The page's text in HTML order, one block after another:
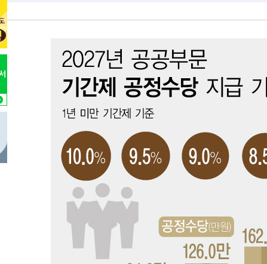
-27890초 전 >네타냐후, 트럼프의 가자 평화 2차 15개조 평화안 '거부'
-24486초 전 >이강인 ATM 입단식에 '상암벌 들썩'…"세계적인 선수
-23482초 전 > 태풍 돌핀, 중 저장성 타이저우시 해안에 상륙 (1보)
-20828초 전 >AT마드리드 데뷔 앞둔 이강인, 맨시티전 선발 대신 '벤치
[속보]與 강원·TK 당원투표 합산 김민석 48.54%로 승
-18792초 전 > 與 강원·TK 당원투표 합산 김민석 46.01%로 승리…정청
-18632초 전 >[속보]與전대 권리당원투표…강원·경북 김민석, 대구 정
-18439초 전 >[속보]與 당대표 경선, 경북 권리당원 투표 김민석
[속보]與 당대표 경선, 대구 권리당원 투표 정청래
[속보]與 당대표 경선, 강원 권리당원 투표 김민석 승리
"일본축구협회, 대한축구협회 성 접대 의혹 심판 조사"
[속보]장은수, KLPGA 제주삼다수 역전 우승…데뷔 10년
"얼마나 더웠으면"…안동 물길공원서 헤엄친 구렁이 '소동'